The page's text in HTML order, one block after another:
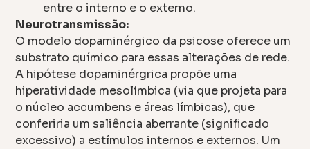
entre o interno e o externo.
Neurotransmissão:
O modelo dopaminérgico da psicose oferece um
substrato químico para essas alterações de rede.
A hipótese dopaminérgrica propõe uma
hiperatividade mesolímbica (via que projeta para
o núcleo accumbens e áreas límbicas), que
conferiria um saliência aberrante (significado
excessivo) a estímulos internos e externos. Um